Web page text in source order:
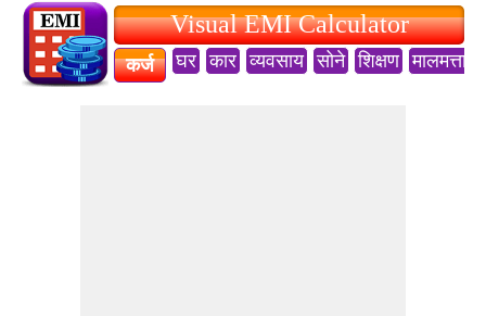
Visual EMI Calculator
कर्ज घर कार व्यवसाय सोने शिक्षण मालमत्ता